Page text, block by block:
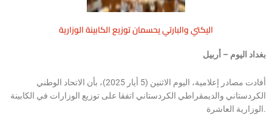
اليكتي والبارتي يحسمان توزيع الكابينة الوزارية
بغداد اليوم – أربيل
أفادت مصادر إعلامية، اليوم الاثنين (5 أيار 2025)، بأن الاتحاد الوطني
الكردستاني والديمقراطي الكردستاني اتفقا على توزيع الوزارات في الكابينة
الوزارية العاشرة.